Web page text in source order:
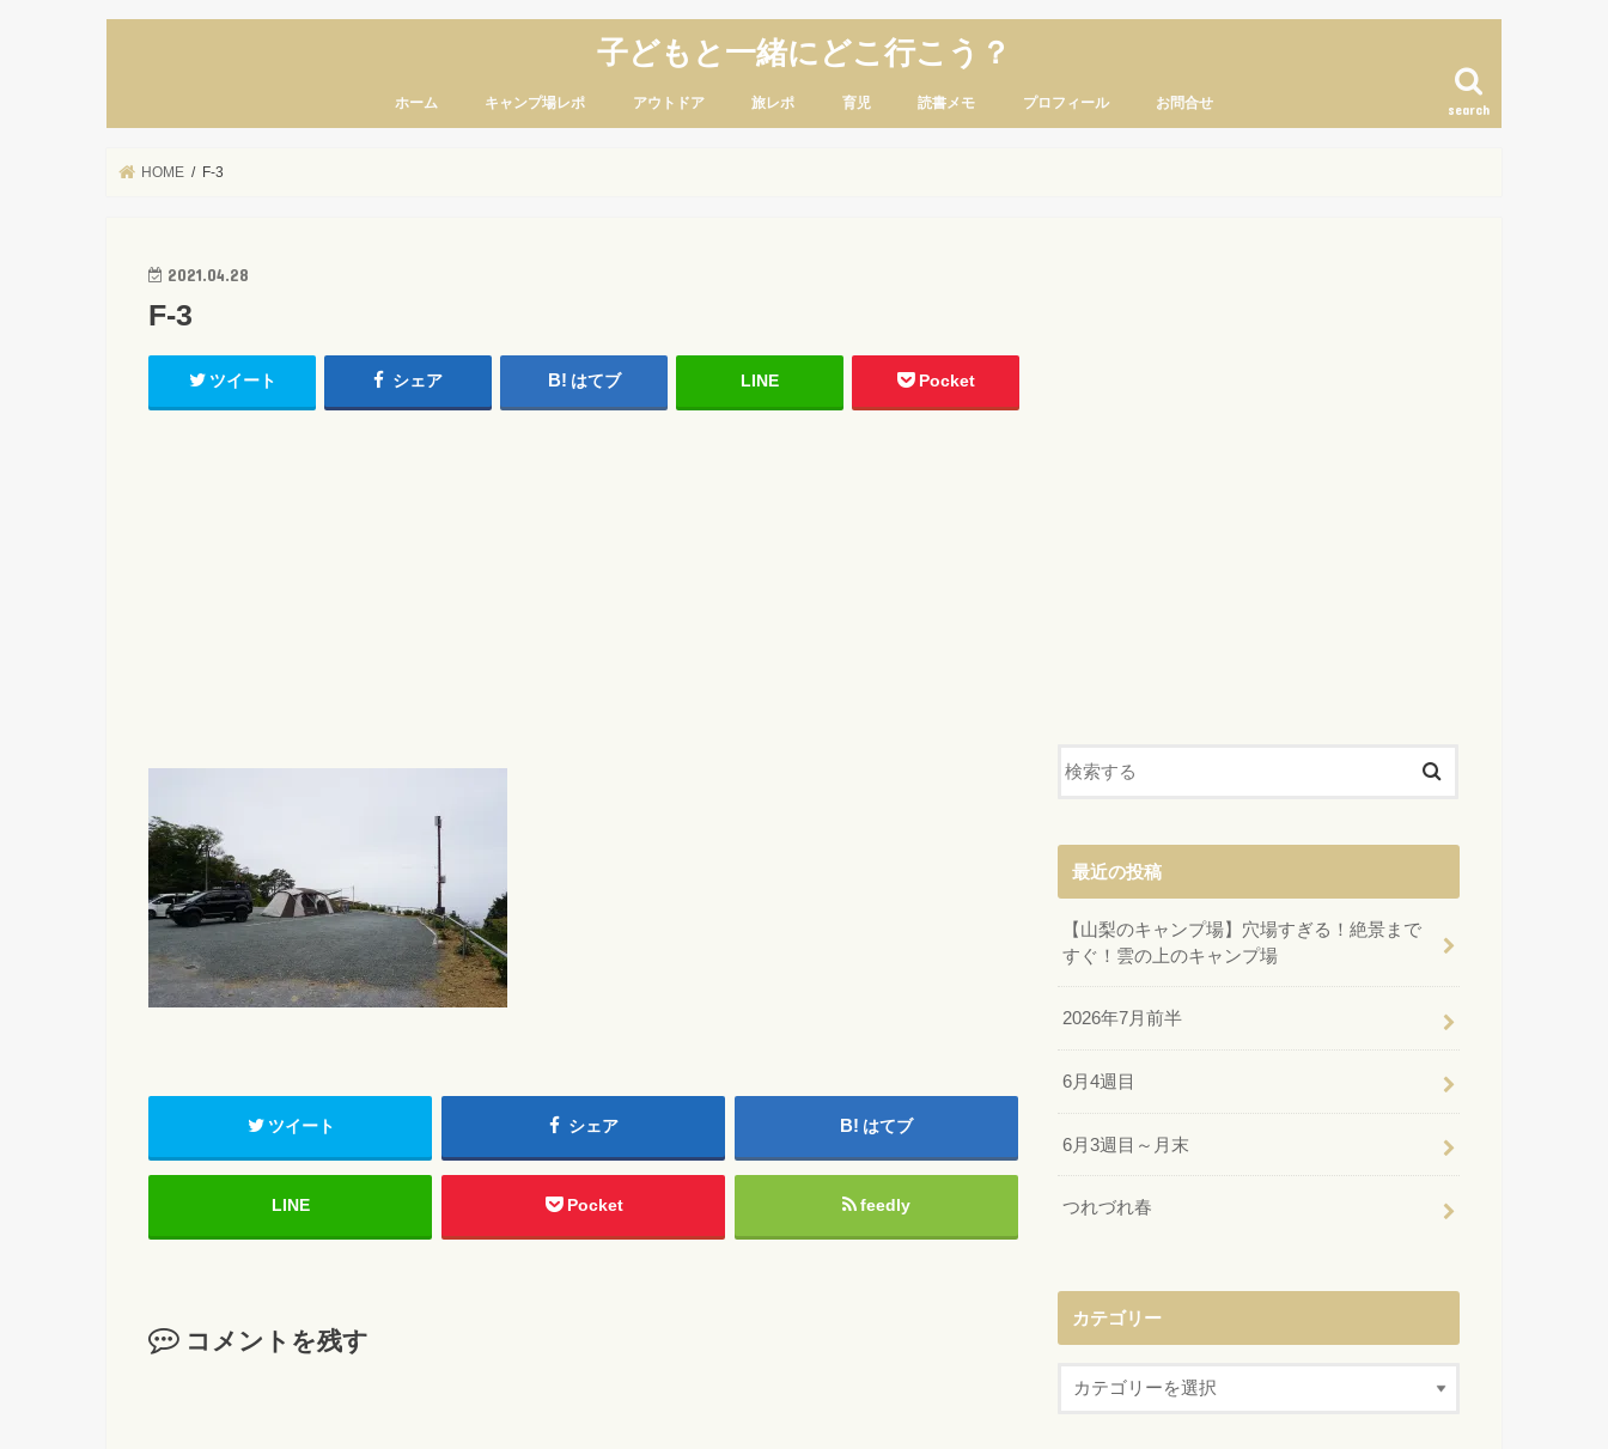
子どもと一緒にどこ行こう？
search
ホーム キャンプ場レポ アウトドア 旅レポ 育児 読書メモ プロフィール お問合せ
HOME F-3
2021.04.28
F-3
ツイート シェア はてブ LINE Pocket
ツイート シェア はてブ
LINE Pocket feedly
コメントを残す
最近の投稿
【山梨のキャンプ場】穴場すぎる！絶景まで
すぐ！雲の上のキャンプ場
2026年7月前半
6月4週目
6月3週目～月末
つれづれ春
カテゴリー